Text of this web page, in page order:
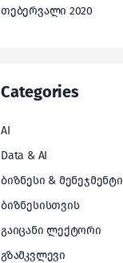
თებერვალი 2020
Categories
AI
Data & AI
ბიზნესი & მენეჯმენტი
ბიზნესისთვის
გაიცანი ლექტორი
გზამკვლევი